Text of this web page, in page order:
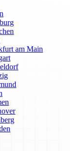
am Main